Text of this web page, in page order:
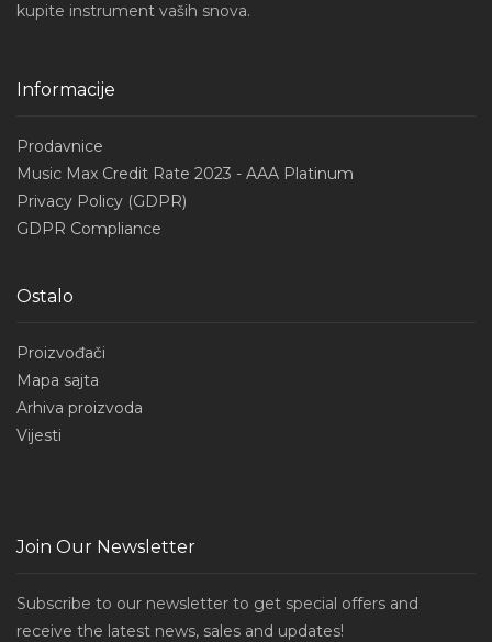
kupite instrument vaših snova.
Informacije
Prodavnice
Music Max Credit Rate 2023 - AAA Platinum
Privacy Policy (GDPR)
GDPR Compliance
Ostalo
Proizvođači
Mapa sajta
Arhiva proizvoda
Vijesti
Join Our Newsletter
Subscribe to our newsletter to get special offers and
receive the latest news, sales and updates!